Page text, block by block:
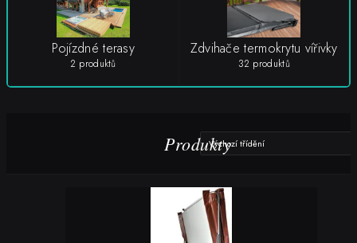
Pojízdné terasy
2 produktů
Zdvihače termokrytu vířivky
32 produktů
Produkty